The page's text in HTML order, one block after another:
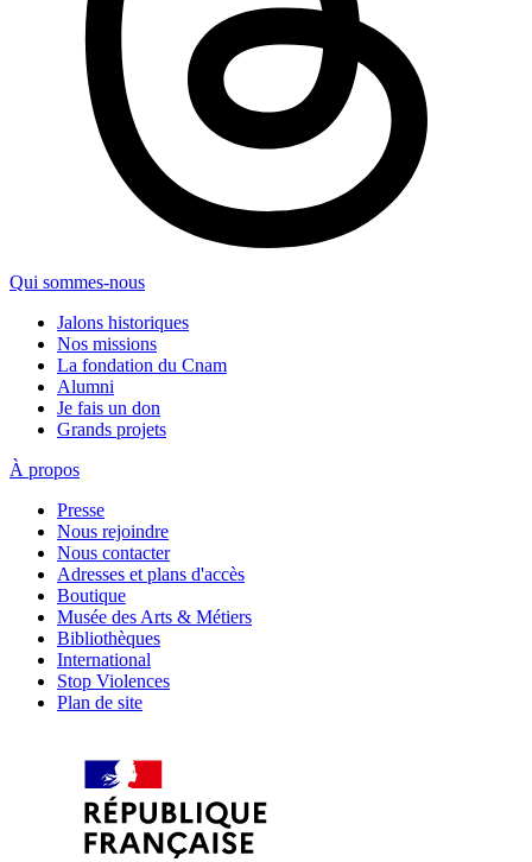
Qui sommes-nous
Jalons historiques
Nos missions
La fondation du Cnam
Alumni
Je fais un don
Grands projets
À propos
Presse
Nous rejoindre
Nous contacter
Adresses et plans d'accès
Boutique
Musée des Arts & Métiers
Bibliothèques
International
Stop Violences
Plan de site